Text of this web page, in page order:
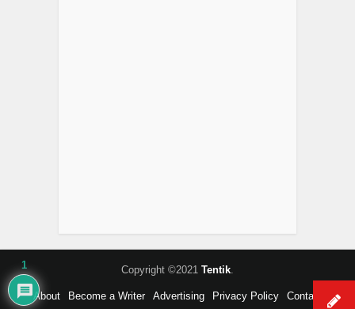
Copyright ©2021 Tentik
About Become a Writer Advertising Privacy Policy Contact
1